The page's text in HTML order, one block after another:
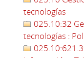
tecnologías
025.10:32
tecnologías :